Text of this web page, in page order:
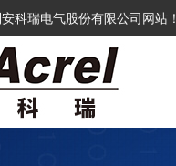
安科瑞电气股份有限公司 网站！